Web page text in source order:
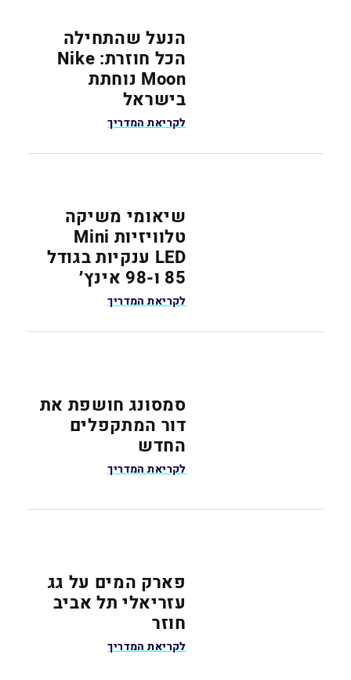
הנעל שהתחילה
הכל חוזרת: Nike
Moon נוחתת
בישראל
לקריאת המדריך
שיאומי משיקה
טלוויזיות Mini
LED ענקיות בגודל
85 ו-98 אינץ׳
לקריאת המדריך
סמסונג חושפת את
דור המתקפלים
החדש
לקריאת המדריך
פארק המים על גג
עזריאלי תל אביב
חוזר
לקריאת המדריך